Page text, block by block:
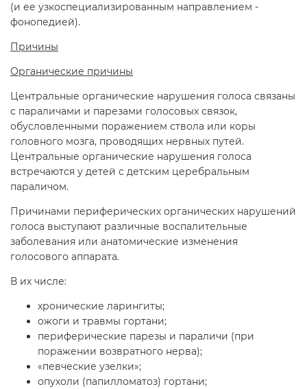
(и ее узкоспециализированным направлением -
фонопедией).
Причины
Органические причины
Центральные органические нарушения голоса связаны
с параличами и парезами голосовых связок,
обусловленными поражением ствола или коры
головного мозга, проводящих нервных путей.
Центральные органические нарушения голоса
встречаются у детей с детским церебральным
параличом.
Причинами периферических органических нарушений
голоса выступают различные воспалительные
заболевания или анатомические изменения
голосового аппарата.
В их числе:
хронические ларингиты;
ожоги и травмы гортани;
периферические парезы и параличи (при
поражении возвратного нерва);
«певческие узелки»;
опухоли (папилломатоз) гортани;